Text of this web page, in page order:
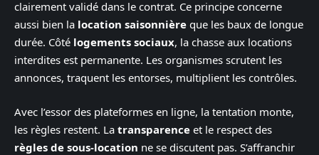
clairement validé dans le contrat. Ce principe concerne
aussi bien la location saisonnière que les baux de longue
durée. Côté logements sociaux, la chasse aux locations
interdites est permanente. Les organismes scrutent les
annonces, traquent les entorses, multiplient les contrôles.
Avec l’essor des plateformes en ligne, la tentation monte,
les règles restent. La transparence et le respect des
règles de sous-location ne se discutent pas. S’affranchir